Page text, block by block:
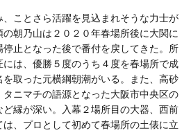
ことさら活躍を見込まれそうな力士が
朝乃山は２０２０年春場所後に大関に
止となった後で番付を戻してきた。所
は、優勝５度のうち４度を春場所で成
を取った元横綱朝潮がいる。また、高砂
ニマチの語源となった大阪市中央区の
縁が深い。入幕２場所目の大器、西前
、プロとして初めて春場所の土俵に立